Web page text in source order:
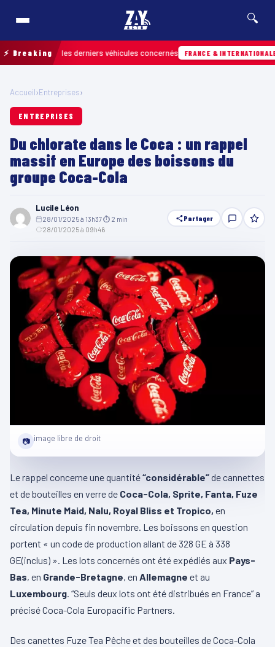
🔍
⚡ Breakingles derniers véhicules concernés FRANCE & INTERNATIONALE
Accueil›Entreprises›
ENTREPRISES
Du chlorate dans le Coca : un rappel
massif en Europe des boissons du
groupe Coca-Cola
Lucile Léon
28/01/2025 à 13h37⏱ 2 min
28/01/2025 à 09h46
Partager
📷 image libre de droit
Le rappel concerne une quantité“considérable”de cannettes
et de bouteilles en verre de Coca-Cola, Sprite, Fanta, Fuze
Tea, Minute Maid, Nalu, Royal Bliss et Tropico, en
circulation depuis fin novembre. Les boissons en question
portent « un code de production allant de 328 GE à 338
GE(inclus) ». Les lots concernés ont été expédiés aux Pays-
Bas, en Grande-Bretagne, en Allemagne et au
Luxembourg. “Seuls deux lots ont été distribués en France” a
précisé Coca-Cola Europacific Partners.
Des canettes Fuze Tea Pêche et des bouteilles de Coca-Cola